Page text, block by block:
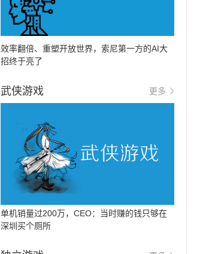
效率翻倍、重塑开放世界，索尼第一方的AI大
招终于亮了
武侠游戏 更多
单机销量过200万，CEO：当时赚的钱只够在
深圳买个厕所